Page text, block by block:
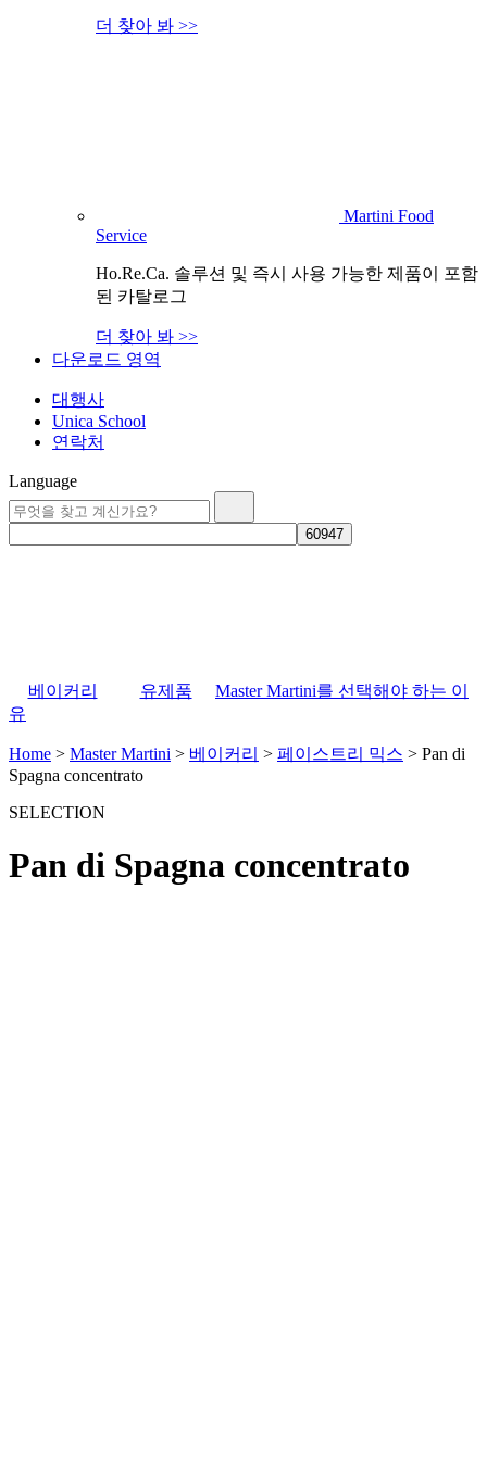
더 찾아 봐 >>
Martini Food
Service
Ho.Re.Ca. 솔루션 및 즉시 사용 가능한 제품이 포함
된 카탈로그
더 찾아 봐 >>
다운로드 영역
대행사
Unica School
연락처
Language
베이커리 유제품
Master Martini를 선택해야 하는 이
유
Home > Master Martini > 베이커리 > 페이스트리 믹스 > Pan di
Spagna concentrato
SELECTION
Pan di Spagna concentrato